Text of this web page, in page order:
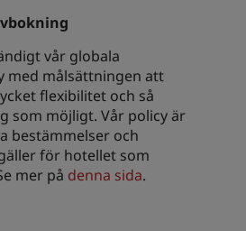
vår globala
med målsättningen att
flexibilitet och så
som möjligt. Vår policy är
bestämmelser och
för hotellet som
mer på denna sida.